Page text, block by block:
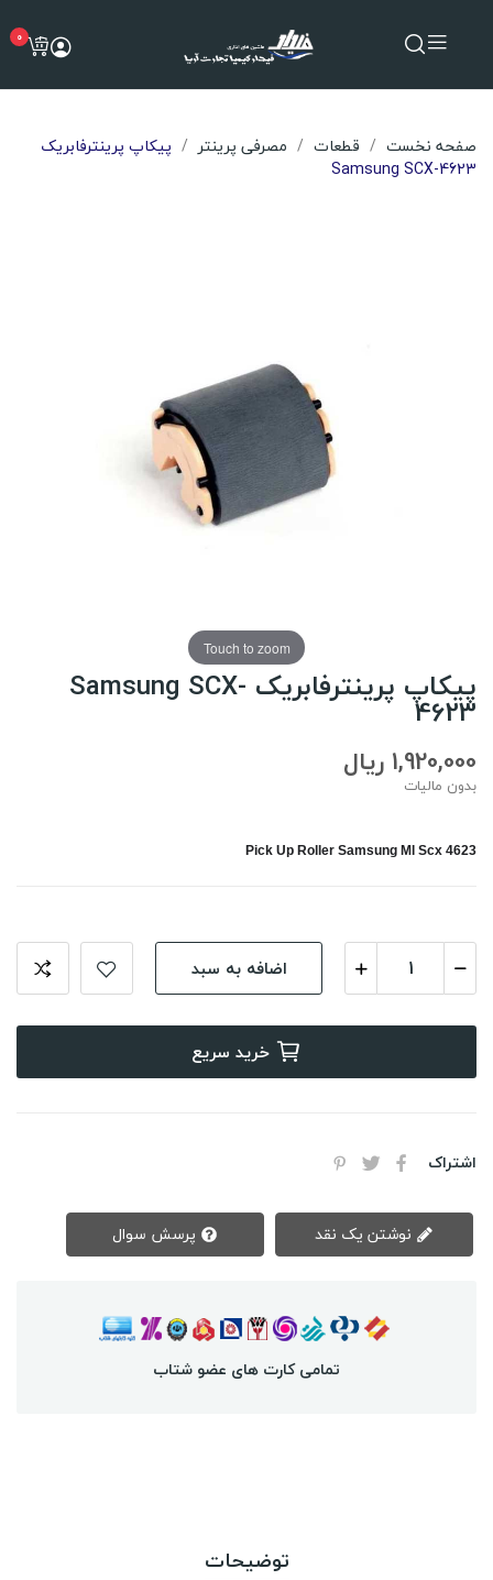
0
صفحه نخست قطعات مصرفی پرینتر
پیکاپ پرینترفابریک
Samsung SCX-4623
Touch to zoom
پیکاپ پرینترفابریک Samsung SCX-
4623
1,920,000 ریال
بدون مالیات
Pick Up Roller Samsung Ml Scx 4623
اضافه به سبد
خرید سریع
اشتراک
تمامی کارت های عضو شتاب
توضیحات